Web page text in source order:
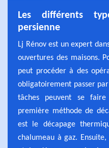
Les différents
persienne
Lj Rénov est un expert
ouvertures des maisons.
peut procéder à des
obligatoirement passer
tâches peuvent se
première méthode de
est le décapage
chalumeau à gaz.